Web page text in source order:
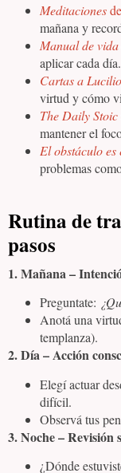
Meditaciones
mañana y
Manual de vida
aplicar cada día.
Cartas a Lucilio
virtud y cómo
The Daily Stoic
mantener el
El obstáculo
problemas
Rutina de
pasos
1. Mañana –
Preguntate:
Anotá una
templanza).
2. Día – Acción
Elegí actuar
difícil.
Observá tus
3. Noche – Revisión
¿Dónde